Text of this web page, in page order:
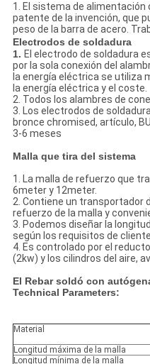
1. El sistema de
patente de la invención, que
peso de la barra de acero.
Electrodos de soldadura
1. El electrodo de soldadura
por la sola conexión del
la energía eléctrica se utiliza
la energía eléctrica y el coste.
2. Todos los alambres de
3. Los electrodos de
bronce chromised, artículo,
3-6 meses
Malla que tira del sistema
1. La malla de refuerzo que
6meter y 12meter.
2. Contiene un transportador
refuerzo de la malla y
3. Podemos diseñar la
según los requisitos de
4. Es controlado por el
(2kw) y los cilindros del aire,
El Rebar soldó con
Technical Parameters:
Material
Longitud máxima de la malla
Longitud mínima de la malla